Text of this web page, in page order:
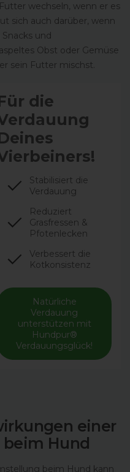
wechseln, wenn er es
sich auch darüber, wenn
und
Obst oder Gemüse
sein Futter mischst.
die
Stabilisiert die
Verdauung
Reduziert
Grasfressen &
Pfotenlecken
Verbessert die
Kotkonsistenz
Natürliche
Verdauung
unterstützen mit
Hundpur®
Verdauungsglück!
einer
Hund
beim Hund kann